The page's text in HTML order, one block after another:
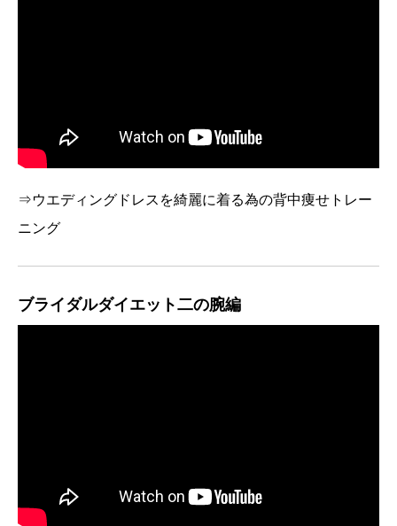
⇒ウエディングドレスを綺麗に着る為の背中痩せトレー
ニング
ブライダルダイエット二の腕編